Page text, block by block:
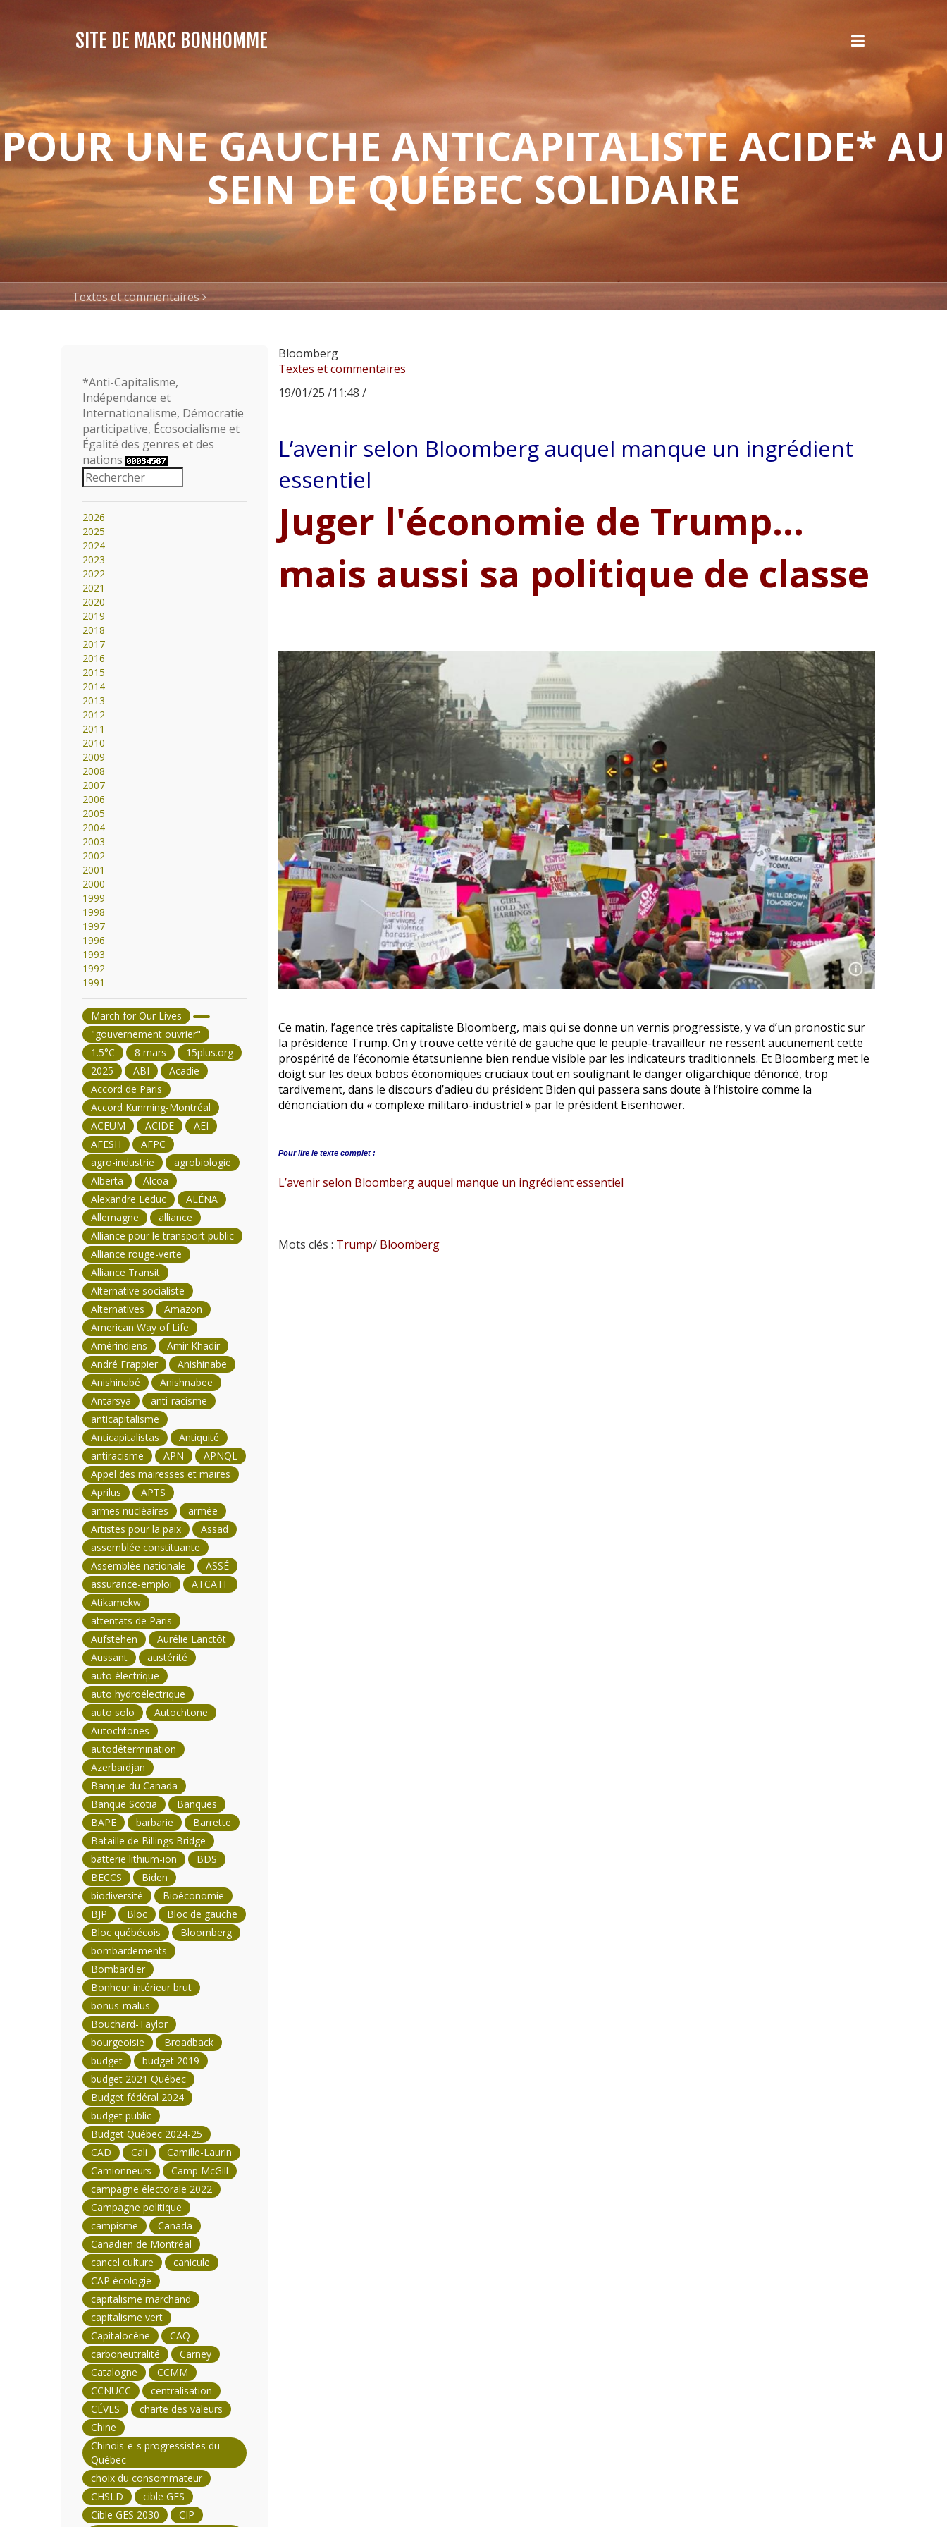
SITE DE MARC BONHOMME
POUR UNE GAUCHE ANTICAPITALISTE ACIDE* AU
SEIN DE QUÉBEC SOLIDAIRE
Textes et commentaires
Bloomberg
Textes et commentaires
19/01/25 /11:48 /
L’avenir selon Bloomberg auquel manque un ingrédient
essentiel
Juger l'économie de Trump…
mais aussi sa politique de classe
Ce matin, l’agence très capitaliste Bloomberg, mais qui se donne un vernis progressiste, y va d’un pronostic sur
la présidence Trump. On y trouve cette vérité de gauche que le peuple-travailleur ne ressent aucunement cette
prospérité de l’économie étatsunienne bien rendue visible par les indicateurs traditionnels. Et Bloomberg met le
doigt sur les deux bobos économiques cruciaux tout en soulignant le danger oligarchique dénoncé, trop
tardivement, dans le discours d’adieu du président Biden qui passera sans doute à l’histoire comme la
dénonciation du « complexe militaro-industriel » par le président Eisenhower.
Pour lire le texte complet :
L’avenir selon Bloomberg auquel manque un ingrédient essentiel
Mots clés : Trump/Bloomberg
*Anti-Capitalisme,
Indépendance et
Internationalisme, Démocratie
participative, Écosocialisme et
Égalité des genres et des
nations
2026
2025
2024
2023
2022
2021
2020
2019
2018
2017
2016
2015
2014
2013
2012
2011
2010
2009
2008
2007
2006
2005
2004
2003
2002
2001
2000
1999
1998
1997
1996
1993
1992
1991
March for Our Lives
"gouvernement ouvrier"
1.5°C
8 mars
15plus.org
2025
ABI
Acadie
Accord de Paris
Accord Kunming-Montréal
ACEUM
ACIDE
AEI
AFESH
AFPC
agro-industrie
agrobiologie
Alberta
Alcoa
Alexandre Leduc
ALÉNA
Allemagne
alliance
Alliance pour le transport public
Alliance rouge-verte
Alliance Transit
Alternative socialiste
Alternatives
Amazon
American Way of Life
Amérindiens
Amir Khadir
André Frappier
Anishinabe
Anishinabé
Anishnabee
Antarsya
anti-racisme
anticapitalisme
Anticapitalistas
Antiquité
antiracisme
APN
APNQL
Appel des mairesses et maires
Aprilus
APTS
armes nucléaires
armée
Artistes pour la paix
Assad
assemblée constituante
Assemblée nationale
ASSÉ
assurance-emploi
ATCATF
Atikamekw
attentats de Paris
Aufstehen
Aurélie Lanctôt
Aussant
austérité
auto électrique
auto hydroélectrique
auto solo
Autochtone
Autochtones
autodétermination
Azerbaïdjan
Banque du Canada
Banque Scotia
Banques
BAPE
barbarie
Barrette
Bataille de Billings Bridge
batterie lithium-ion
BDS
BECCS
Biden
biodiversité
Bioéconomie
BJP
Bloc
Bloc de gauche
Bloc québécois
Bloomberg
bombardements
Bombardier
Bonheur intérieur brut
bonus-malus
Bouchard-Taylor
bourgeoisie
Broadback
budget
budget 2019
budget 2021 Québec
Budget fédéral 2024
budget public
Budget Québec 2024-25
CAD
Cali
Camille-Laurin
Camionneurs
Camp McGill
campagne électorale 2022
Campagne politique
campisme
Canada
Canadien de Montréal
cancel culture
canicule
CAP écologie
capitalisme marchand
capitalisme vert
Capitalocène
CAQ
carboneutralité
Carney
Catalogne
CCMM
CCNUCC
centralisation
CÉVES
charte des valeurs
Chine
Chinois-e-s progressistes du
Québec
choix du consommateur
CHSLD
cible GES
Cible GES 2030
CIP